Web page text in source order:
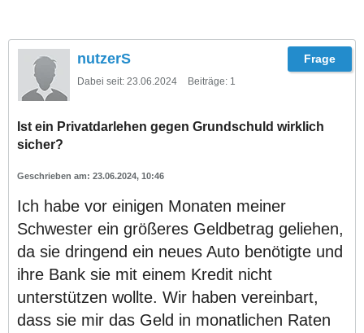
nutzerS
Dabei seit: 23.06.2024 Beiträge: 1
Ist ein Privatdarlehen gegen Grundschuld wirklich
sicher?
23.06.2024, 10:46
Ich habe vor einigen Monaten meiner
Schwester ein größeres Geldbetrag geliehen,
da sie dringend ein neues Auto benötigte und
ihre Bank sie mit einem Kredit nicht
unterstützen wollte. Wir haben vereinbart,
dass sie mir das Geld in monatlichen Raten